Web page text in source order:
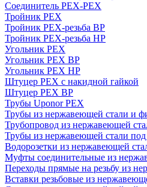
Соединитель PEX-PEX
Тройник PEX
Тройник PEX-резьба ВР
Тройник PEX-резьба НР
Угольник PEX
Угольник PEX ВР
Угольник PEX НР
Штуцер PEX c накидной гайкой
Штуцер PEX ВР
Трубы Uponor PEX
Трубы из нержавеющей стали и
Трубопровод из нержавеющей
Трубы из нержавеющей стали под
Водорозетки из нержавеющей
Муфты соединительные из
Переходы прямые на резьбу из
Вставки резьбовые из